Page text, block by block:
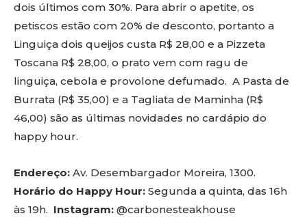
dois últimos com 30%. Para abrir o apetite, os
petiscos estão com 20% de desconto, portanto a
Linguiça dois queijos custa R$ 28,00 e a Pizzeta
Toscana R$ 28,00, o prato vem com ragu de
linguiça, cebola e provolone defumado. A Pasta de
Burrata (R$ 35,00) e a Tagliata de Maminha (R$
46,00) são as últimas novidades no cardápio do
happy hour.
Endereço: Av. Desembargador Moreira, 1300.
Horário do Happy Hour: Segunda a quinta, das 16h
às 19h. Instagram: @carbonesteakhouse